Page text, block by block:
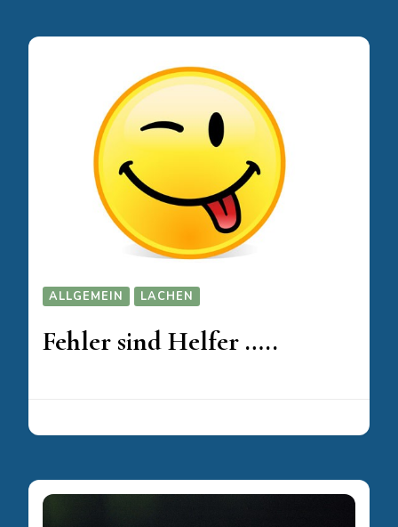
ALLGEMEIN LACHEN
Fehler sind Helfer …..